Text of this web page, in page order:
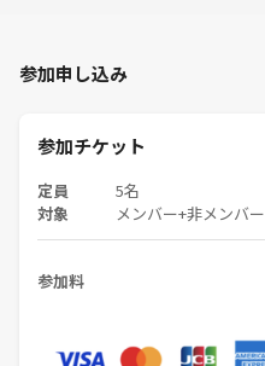
参加申し込み
参加チケット
定員 5名
対象 メンバー+非メンバー
参加料